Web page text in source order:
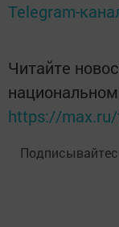
Telegram-
Читайте
https://